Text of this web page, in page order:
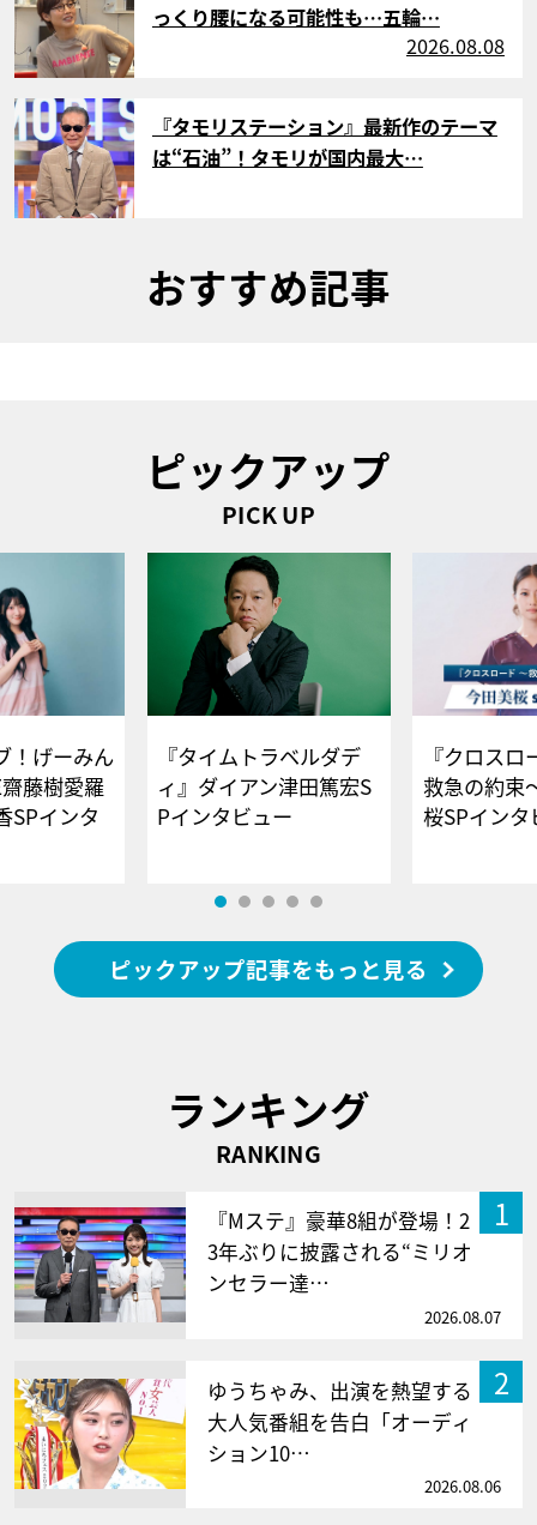
っくり腰になる可能性も…五輪…
2026.08.08
サムネイル
『タモリステーション』最新作のテーマ
は“石油”！タモリが国内最大…
おすすめ記事
ピックアップ
PICK UP
！げーみん
藤樹愛羅
SPインタ
『タイムトラベルダデ
ィ』ダイアン津田篤宏S
Pインタビュー
『クロス
救急の約束
桜SPイ
ピックアップ記事をもっと見る
ランキング
RANKING
1
『Mステ』豪華8組が登場！2
3年ぶりに披露される“ミリオ
ンセラー達…
2026.08.07
2
ゆうちゃみ、出演を熱望する
大人気番組を告白「オーディ
ション10…
2026.08.06